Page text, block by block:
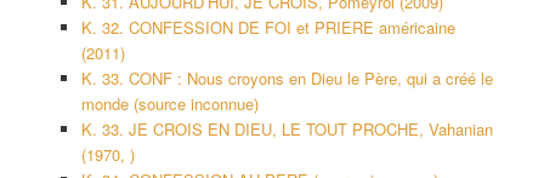
K. 32. CONFESSION DE FOI et PRIERE américaine
(2011)
K. 33. CONF : Nous croyons en Dieu le Père, qui a créé le
monde (source inconnue)
K. 33. JE CROIS EN DIEU, LE TOUT PROCHE, Vahanian
(1970, )